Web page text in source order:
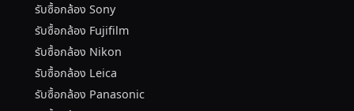
รับซื้อกล้อง Sony
รับซื้อกล้อง Fujifilm
รับซื้อกล้อง Nikon
รับซื้อกล้อง Leica
รับซื้อกล้อง Panasonic